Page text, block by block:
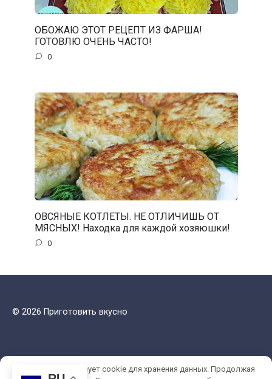
ОБОЖАЮ ЭТОТ РЕЦЕПТ ИЗ ФАРША!
ГОТОВЛЮ ОЧЕНЬ ЧАСТО!
0
ОВСЯНЫЕ КОТЛЕТЫ. НЕ ОТЛИЧИШЬ ОТ
МЯСНЫХ! Находка для каждой хозяюшки!
0
© 2026 Приготовить вкусно
Этот сайт использует cookie для хранения данных. Продолжая